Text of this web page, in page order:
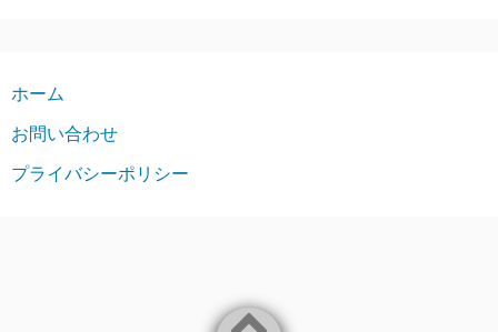
ホーム
お問い合わせ
プライバシーポリシー